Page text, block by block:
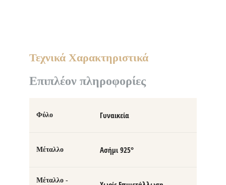
Τεχνικά Χαρακτηριστικά
Επιπλέον πληροφορίες
Φύλο Γυναικεία
Μέταλλο Ασήμι 925°
Μέταλλο -